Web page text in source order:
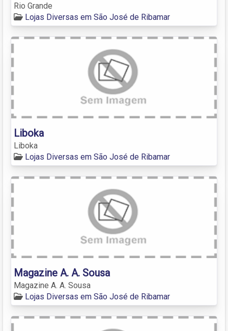
Rio Grande
Lojas Diversas em São José de Ribamar
Liboka
Liboka
Lojas Diversas em São José de Ribamar
Magazine A. A. Sousa
Magazine A. A. Sousa
Lojas Diversas em São José de Ribamar